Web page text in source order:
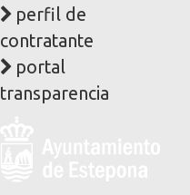
perfil de
contratante
portal
transparencia